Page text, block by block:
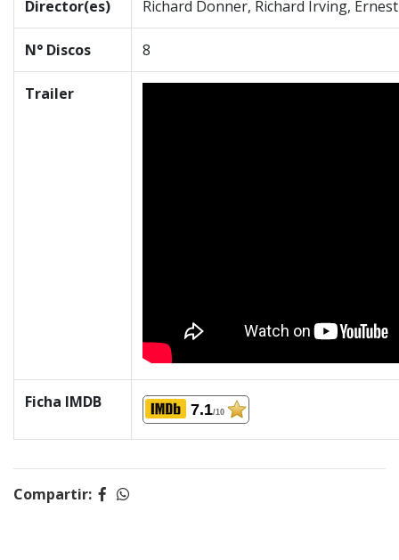
Director(es) Richard Donner, Richard Irving,
N° Discos 8
Trailer
Ficha IMDB 7.1/10
Compartir: